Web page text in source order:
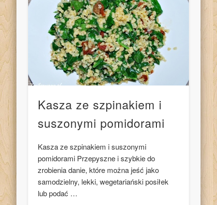
Kasza ze szpinakiem i
suszonymi pomidorami
Kasza ze szpinakiem i suszonymi
pomidorami Przepyszne i szybkie do
zrobienia danie, które można jeść jako
samodzielny, lekki, wegetariański posiłek
lub podać …